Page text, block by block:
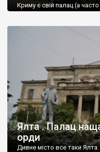
Криму є свій палац (а часто
Ялта . Палац
орди
Дивне місто все таки